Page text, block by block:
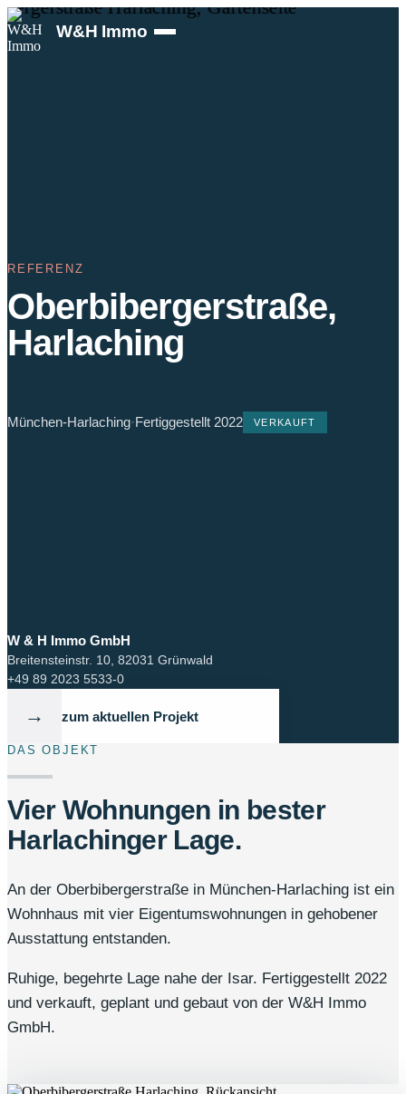
W&H Immo
REFERENZ
Oberbibergerstraße,
Harlaching
München-Harlaching·Fertiggestellt 2022 VERKAUFT
W & H Immo GmbH
Breitensteinstr. 10, 82031 Grünwald
+49 89 2023 5533-0
→ zum aktuellen Projekt
DAS OBJEKT
Vier Wohnungen in bester
Harlachinger Lage.
An der Oberbibergerstraße in München-Harlaching ist ein
Wohnhaus mit vier Eigentumswohnungen in gehobener
Ausstattung entstanden.
Ruhige, begehrte Lage nahe der Isar. Fertiggestellt 2022
und verkauft, geplant und gebaut von der W&H Immo
GmbH.